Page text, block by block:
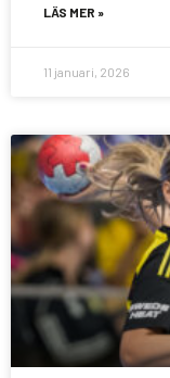
LÄS MER »
11 januari, 2026